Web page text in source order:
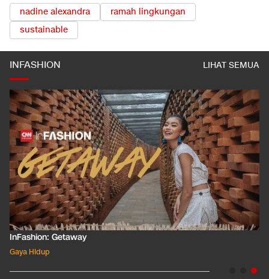
nadine alexandra
ramah lingkungan
sustainable
INFASHION LIHAT SEMUA
InFashion: Masking the Ox
Gaya Hidup